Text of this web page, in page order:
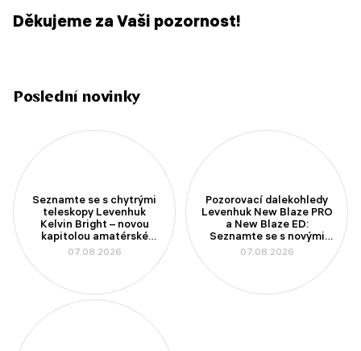
Děkujeme za Vaši pozornost!
Poslední novinky
Seznamte se s chytrými
teleskopy Levenhuk
Kelvin Bright – novou
kapitolou amatérské
astronomie
07.08.2026
Pozorovací dalekohledy
Levenhuk New Blaze PRO
a New Blaze ED:
Seznamte se s novými
modely se 100mm
07.08.2026